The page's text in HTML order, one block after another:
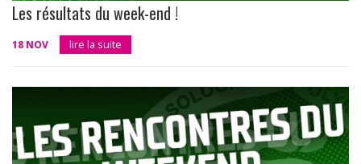
Les résultats du week-end !
18 NOV lire la suite